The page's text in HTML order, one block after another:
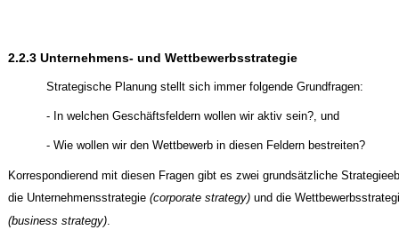
2.2.3 Unternehmens- und Wettbewerbsstrategie
Strategische Planung stellt sich immer folgende Grundfragen:
- In welchen Geschäftsfeldern wollen wir aktiv sein?, und
- Wie wollen wir den Wettbewerb in diesen Feldern bestreiten?
Korrespondierend mit diesen Fragen gibt es zwei grundsätzliche
die Unternehmensstrategie (corporate strategy)und die
(business strategy).